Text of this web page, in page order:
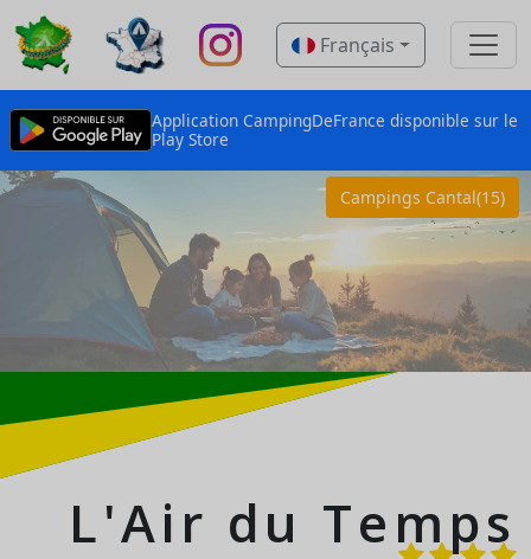
Français
Application CampingDeFrance disponible sur le
Play Store
Campings Cantal(15)
L'Air du Temps